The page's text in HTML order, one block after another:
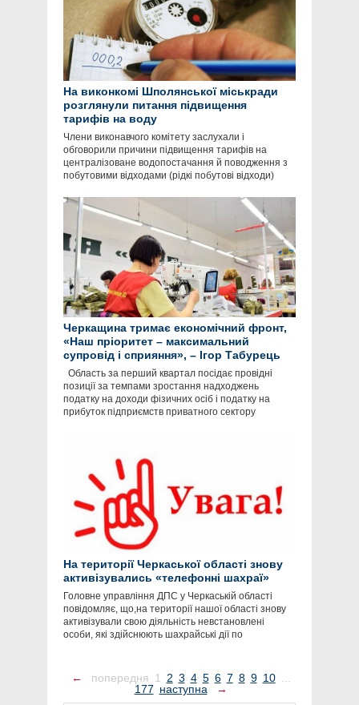
На виконкомі Шполянської міськради
розглянули питання підвищення
тарифів на воду
Члени виконавчого комітету заслухали і
обговорили причини підвищення тарифів на
централізоване водопостачання й поводження з
побутовими відходами (рідкі побутові відходи)
Черкащина тримає економічний фронт,
«Наш пріоритет – максимальний
супровід і сприяння», – Ігор Табурець
Область за перший квартал посідає провідні
позиції за темпами зростання надходжень
податку на доходи фізичних осіб і податку на
прибуток підприємств приватного сектору
На території Черкаської області знову
активізувались «телефонні шахраї»
Головне управління ДПС у Черкаській області
повідомляє, що,на території нашої області знову
активізували свою діяльність невстановлені
особи, які здійснюють шахрайські дії по
← попередня 1 2 3 4 5 6 7 8 9 10 ...
177 наступна →